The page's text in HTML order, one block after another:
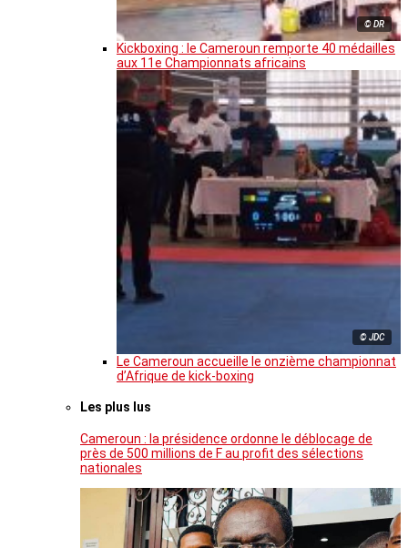
© DR
Kickboxing : le Cameroun remporte 40 médailles
aux 11e Championnats africains
© JDC
Le Cameroun accueille le onzième championnat
d’Afrique de kick-boxing
Les plus lus
Cameroun : la présidence ordonne le déblocage de
près de 500 millions de F au profit des sélections
nationales